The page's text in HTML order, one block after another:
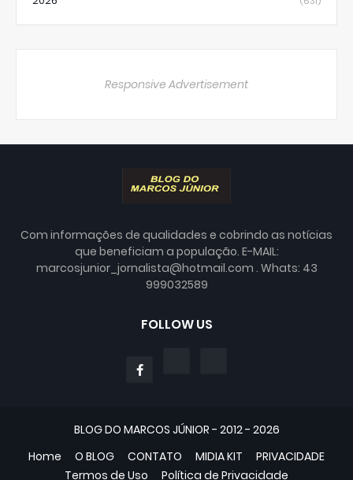
Responsive Advertisement
Com informações de qualidades e cobrindo as notícias
que beneficiam a população. E-MAIL:
marcosjunior_jornalista@hotmail.com . Whats: 43
999032589
FOLLOW US
BLOG DO MARCOS JÚNIOR - 2012 - 2026
Home
O BLOG CONTATO MIDIA KIT
PRIVACIDADE
Termos de Uso
Política de Privacidade